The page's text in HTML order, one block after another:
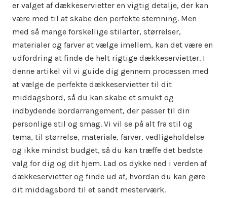
er valget af dækkeservietter en vigtig detalje, der kan
være med til at skabe den perfekte stemning. Men
med så mange forskellige stilarter, størrelser,
materialer og farver at vælge imellem, kan det være en
udfordring at finde de helt rigtige dækkeservietter. I
denne artikel vil vi guide dig gennem processen med
at vælge de perfekte dækkeservietter til dit
middagsbord, så du kan skabe et smukt og
indbydende bordarrangement, der passer til din
personlige stil og smag. Vi vil se på alt fra stil og
tema, til størrelse, materiale, farver, vedligeholdelse
og ikke mindst budget, så du kan træffe det bedste
valg for dig og dit hjem. Lad os dykke ned i verden af
dækkeservietter og finde ud af, hvordan du kan gøre
dit middagsbord til et sandt mesterværk.